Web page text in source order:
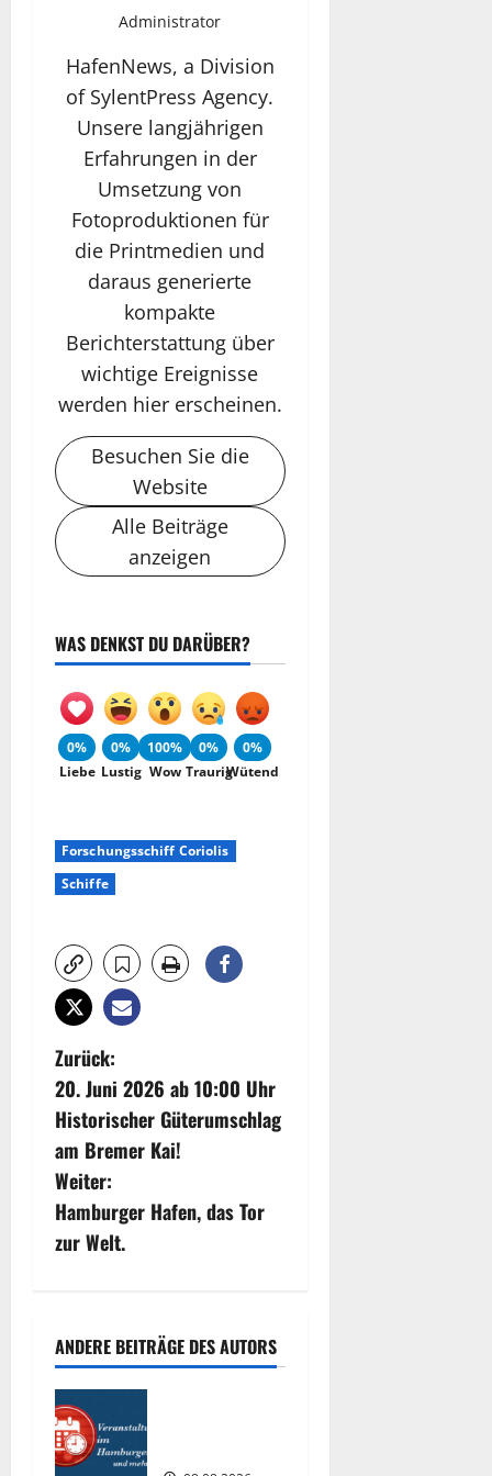
Administrator
HafenNews, a Division
of SylentPress Agency.
Unsere langjährigen
Erfahrungen in der
Umsetzung von
Fotoproduktionen für
die Printmedien und
daraus generierte
kompakte
Berichterstattung über
wichtige Ereignisse
werden hier erscheinen.
Besuchen Sie die
Website
Alle Beiträge
anzeigen
WAS DENKST DU DARÜBER?
0%
Liebe
0%
Lustig
100%
Wow
0%
Traurig
0%
Wütend
Forschungsschiff Coriolis
Schiffe
B
e
i
t
r
g
s
n
Zurück:
20. Juni 2026 ab 10:00 Uhr
Historischer Güterumschlag
am Bremer Kai!
Weiter:
Hamburger Hafen, das Tor
zur Welt.
ANDERE BEITRÄGE DES AUTORS